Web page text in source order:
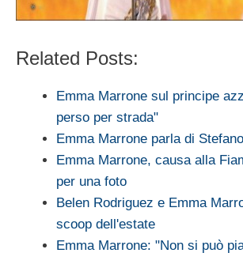
Related Posts:
Emma Marrone sul principe
perso per strada"
Emma Marrone parla di
Emma Marrone, causa alla
per una foto
Belen Rodriguez e Emma
scoop dell'estate
Emma Marrone: "Non si può